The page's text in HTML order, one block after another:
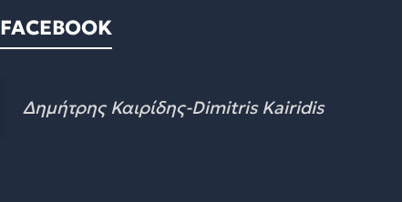
FACEBOOK
Δημήτρης Καιρίδης-Dimitris Kairidis